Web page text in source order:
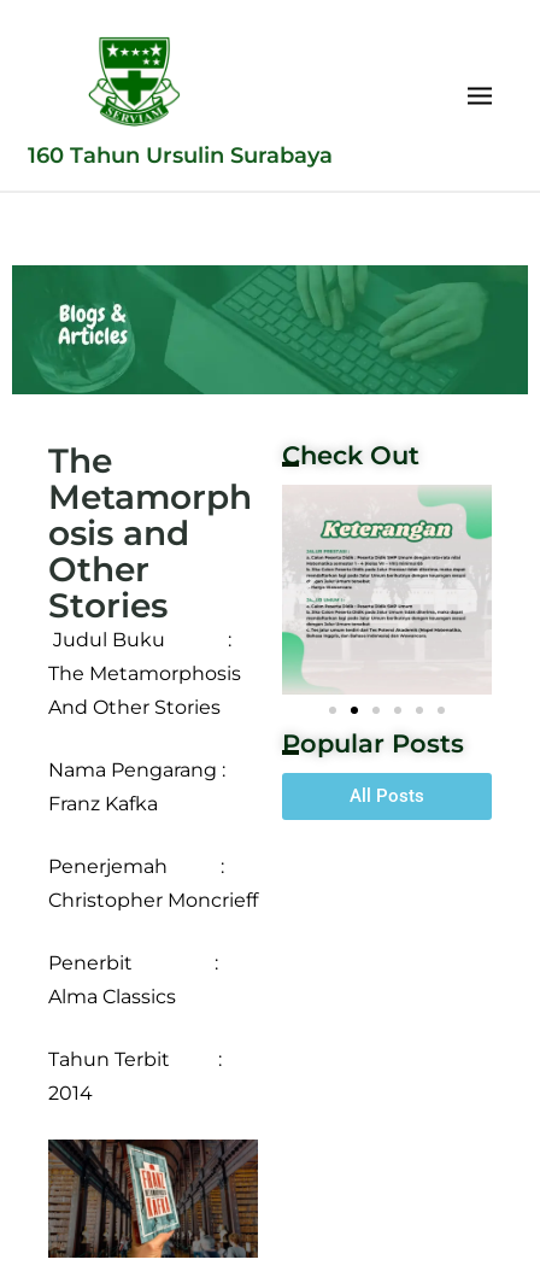
160 Tahun Ursulin Surabaya
The
Metamorph
osis and
Other
Stories
Judul Buku :
The Metamorphosis
And Other Stories
Nama Pengarang :
Franz Kafka
Penerjemah :
Christopher Moncrieff
Penerbit :
Alma Classics
Tahun Terbit :
2014
Check Out
Popular Posts
All Posts